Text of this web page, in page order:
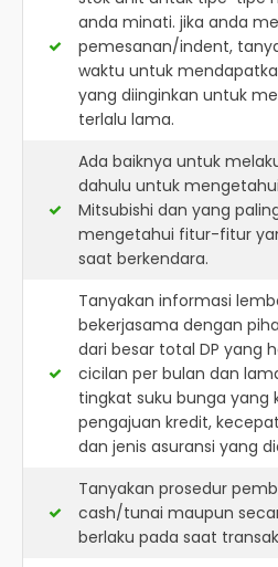
anda minati. jika anda
pemesanan/indent,
waktu untuk
yang diinginkan untuk
terlalu lama.
Ada baiknya untuk
dahulu untuk
Mitsubishi dan yang
mengetahui fitur-fitur
saat berkendara.
Tanyakan informasi
bekerjasama dengan
dari besar total DP yang
cicilan per bulan dan
tingkat suku bunga
pengajuan kredit,
dan jenis asuransi yang
Tanyakan prosedur
cash/tunai maupun
berlaku pada saat